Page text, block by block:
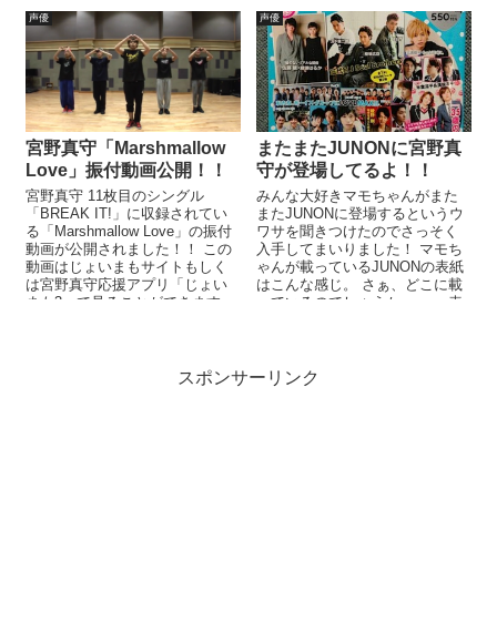
声優
宮野真守「Marshmallow
Love」振付動画公開！！
宮野真守 11枚目のシングル
「BREAK IT!」に収録されてい
る「Marshmallow Love」の振付
動画が公開されました！！ この
動画はじょいまもサイトもしく
は宮野真守応援アプリ「じょい
まも3」で見ることができます。
声優
またまたJUNONに宮野真
守が登場してるよ！！
みんな大好きマモちゃんがまた
またJUNONに登場するというウ
ワサを聞きつけたのでさっそく
入手してまいりました！ マモち
ゃんが載っているJUNONの表紙
はこんな感じ。 さぁ、どこに載
っているのでしょうか。。。 表
スポンサーリンク